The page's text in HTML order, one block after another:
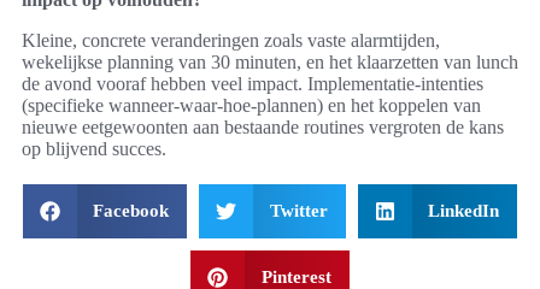
Kleine, concrete veranderingen zoals vaste alarmtijden,
wekelijkse planning van 30 minuten, en het klaarzetten van lunch
de avond vooraf hebben veel impact. Implementatie-intenties
(specifieke wanneer-waar-hoe-plannen) en het koppelen van
nieuwe eetgewoonten aan bestaande routines vergroten de kans
op blijvend succes.
Facebook Twitter LinkedIn
Pinterest